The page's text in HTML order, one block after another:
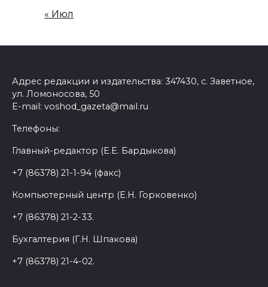
« Июл
Адрес редакции и издательства: 347430, с. Заветное,
ул. Ломоносова, 50
E-mail: voshod_gazeta@mail.ru
Телефоны:
Главный-редактор (Е.Е. Бардыкова)
+7 (86378) 21-1-94 (факс)
Компьютерный центр (Е.Н. Горковенко)
+7 (86378) 21-2-33.
Бухгалтерия (Г.Н. Шпакова)
+7 (86378) 21-4-02.